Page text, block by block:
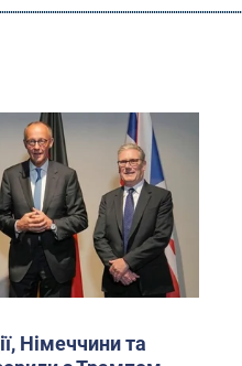
Німеччини та